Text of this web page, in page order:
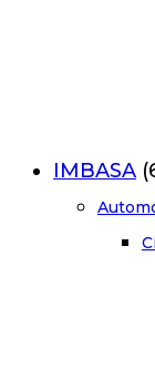
IMBASA